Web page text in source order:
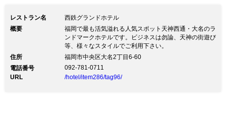
レストラン名
西鉄グランドホテル
概要
福岡で最も活気溢れる人気スポット天神西通・大名のラ
ンドマークホテルです。ビジネスは勿論、天神の街遊び
等、様々なスタイルでご利用下さい。
住所
福岡市中央区大名2丁目6-60
電話番号
092-781-0711
URL
/hotel/item286/tag96/